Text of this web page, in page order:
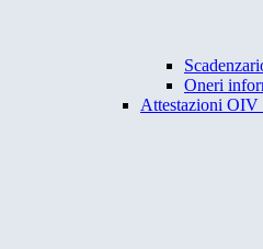
Oneri
Attestazioni OIV